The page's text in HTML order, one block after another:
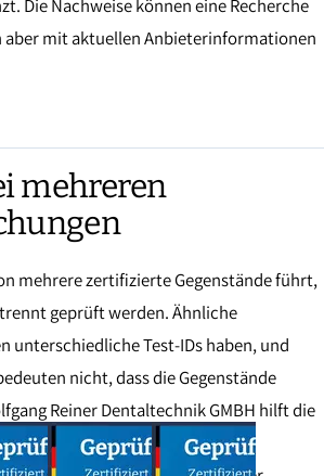
Die Nachweise können eine Recherche
aber mit aktuellen Anbieterinformationen
mehreren
mehrere zertifizierte Gegenstände führt,
geprüft werden. Ähnliche
unterschiedliche Test-IDs haben, und
nicht, dass die Gegenstände
Reiner Dentaltechnik GMBH hilft die
dabei, die Veröffentlichungen